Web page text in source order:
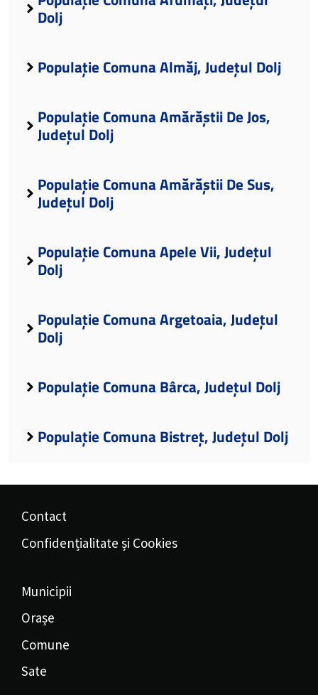
Dolj
Populație Comuna Almăj, Județul Dolj
Populație Comuna Amărăștii De Jos,
Județul Dolj
Populație Comuna Amărăștii De Sus,
Județul Dolj
Populație Comuna Apele Vii, Județul
Dolj
Populație Comuna Argetoaia, Județul
Dolj
Populație Comuna Bârca, Județul Dolj
Populație Comuna Bistreț, Județul Dolj
Contact
Confidențialitate și Cookies
Municipii
Orașe
Comune
Sate